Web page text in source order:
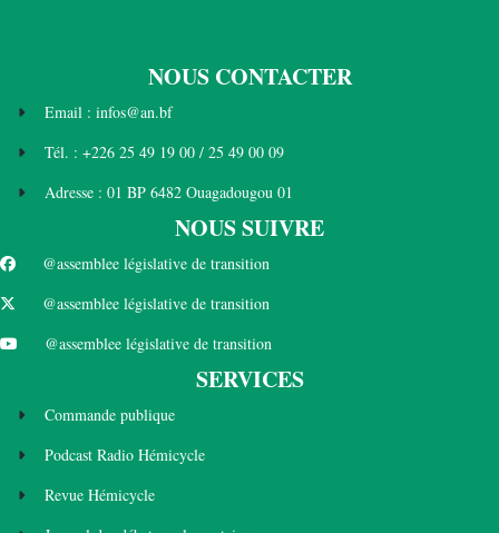
NOUS CONTACTER
Email : infos@an.bf
Tél. : +226 25 49 19 00 / 25 49 00 09
Adresse : 01 BP 6482 Ouagadougou 01
NOUS SUIVRE
@assemblee législative de transition
@assemblee législative de transition
@assemblee législative de transition
SERVICES
Commande publique
Podcast Radio Hémicycle
Revue Hémicycle